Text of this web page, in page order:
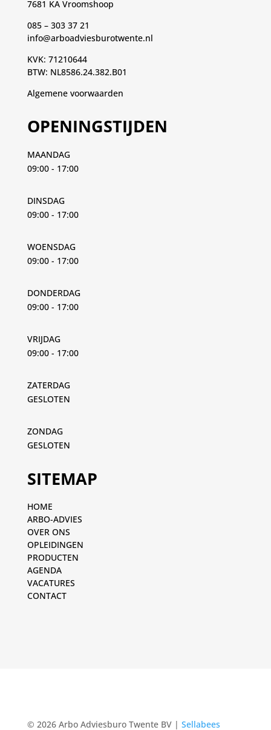
7681 KA Vroomshoop
085 – 303 37 21
info@arboadviesburotwente.nl
KVK: 71210644
BTW: NL8586.24.382.B01
Algemene voorwaarden
OPENINGSTIJDEN
MAANDAG
09:00 - 17:00
DINSDAG
09:00 - 17:00
WOENSDAG
09:00 - 17:00
DONDERDAG
09:00 - 17:00
VRIJDAG
09:00 - 17:00
ZATERDAG
GESLOTEN
ZONDAG
GESLOTEN
SITEMAP
HOME
ARBO-ADVIES
OVER ONS
OPLEIDINGEN
PRODUCTEN
AGENDA
VACATURES
CONTACT
© 2026 Arbo Adviesburo Twente BV | Sellabees